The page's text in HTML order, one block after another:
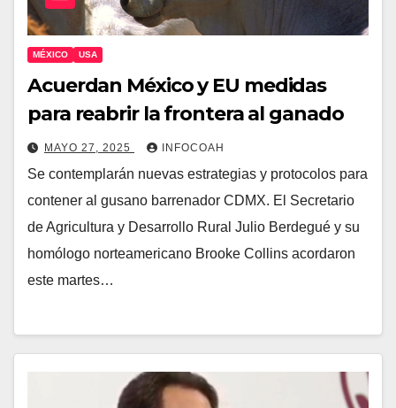
MÉXICO USA
Acuerdan México y EU medidas
para reabrir la frontera al ganado
MAYO 27, 2025 INFOCOAH
Se contemplarán nuevas estrategias y protocolos para
contener al gusano barrenador CDMX. El Secretario
de Agricultura y Desarrollo Rural Julio Berdegué y su
homólogo norteamericano Brooke Collins acordaron
este martes…